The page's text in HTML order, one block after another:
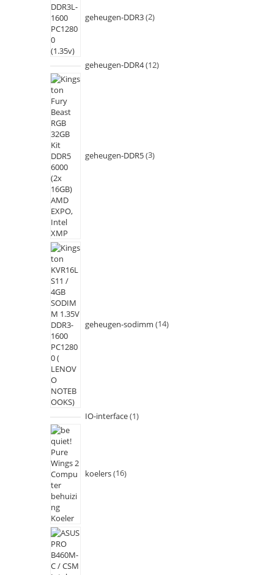
geheugen-DDR3 2
geheugen-DDR4 12
geheugen-DDR5 3
geheugen-sodimm 14
IO-interface 1
koelers 16